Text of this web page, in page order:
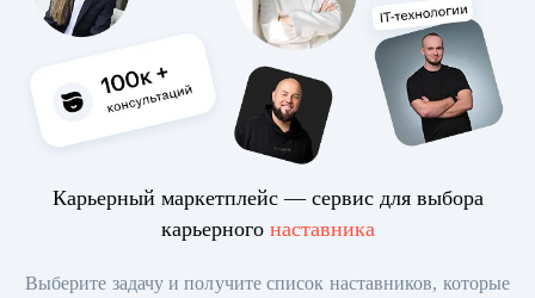
Карьерный маркетплейс — сервис для выбора
карьерного наставника
Выберите задачу и получите список наставников, которые